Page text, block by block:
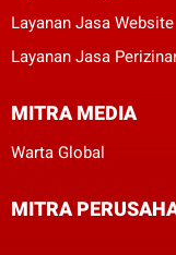
Layanan Jasa Website
Layanan Jasa
MITRA MEDIA
Warta Global
MITRA